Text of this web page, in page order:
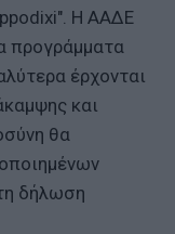
Η ΑΑΔΕ
προγράμματα
έρχονται
και
θα
δήλωση